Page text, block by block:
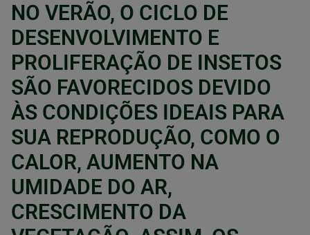
NO VERÃO, O CICLO DE
DESENVOLVIMENTO E
PROLIFERAÇÃO DE INSETOS
SÃO FAVORECIDOS DEVIDO
ÀS CONDIÇÕES IDEAIS PARA
SUA REPRODUÇÃO, COMO O
CALOR, AUMENTO NA
UMIDADE DO AR,
CRESCIMENTO DA